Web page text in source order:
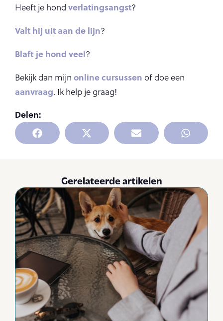
Delen:
Heeft je hond verlatingsangst?
Valt hij uit aan de lijn?
Blaft je hond veel?
Bekijk dan mijn online cursussen of doe een
aanvraag. Ik help je graag!
Gerelateerde artikelen